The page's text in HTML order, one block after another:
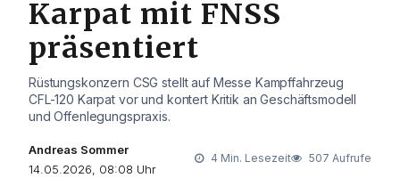
Karpat mit FNSS
präsentiert
Rüstungskonzern CSG stellt auf Messe Kampffahrzeug
CFL-120 Karpat vor und kontert Kritik an Geschäftsmodell
und Offenlegungspraxis.
Andreas Sommer
14.05.2026, 08:08 Uhr
4 Min. Lesezeit 507 Aufrufe